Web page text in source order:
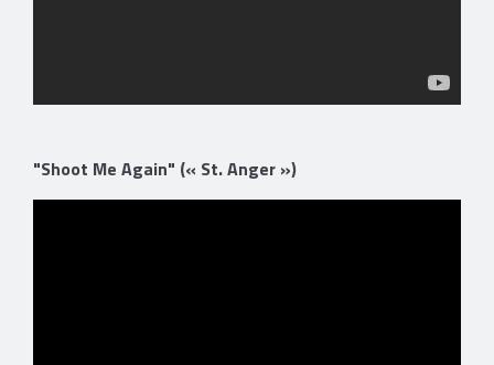
"Shoot Me Again" (« St. Anger »)